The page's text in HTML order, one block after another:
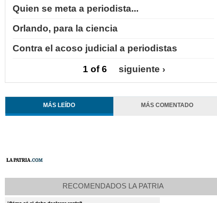
Quien se meta a periodista...
Orlando, para la ciencia
Contra el acoso judicial a periodistas
1 of 6 siguiente ›
MÁS LEÍDO MÁS COMENTADO
RECOMENDADOS LA PATRIA